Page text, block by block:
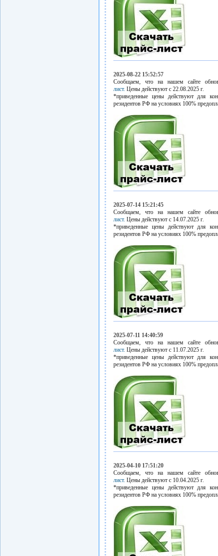
2025-08-22 15:52:57
Сообщаем, что на нашем сайте
лист. Цены действуют с 22.08.2025 г.
*приведенные цены действуют для
резидентов РФ на условиях 100%
2025-07-14 15:21:45
Сообщаем, что на нашем сайте
лист. Цены действуют с 14.07.2025 г.
*приведенные цены действуют для
резидентов РФ на условиях 100%
2025-07-11 14:40:59
Сообщаем, что на нашем сайте
лист. Цены действуют с 11.07.2025 г.
*приведенные цены действуют для
резидентов РФ на условиях 100%
2025-04-10 17:51:20
Сообщаем, что на нашем сайте
лист. Цены действуют с 10.04.2025 г.
*приведенные цены действуют для
резидентов РФ на условиях 100%